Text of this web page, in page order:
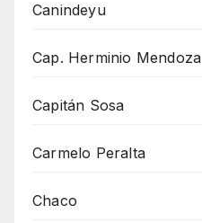
Canindeyu
Cap. Herminio Mendoza
Capitán Sosa
Carmelo Peralta
Chaco